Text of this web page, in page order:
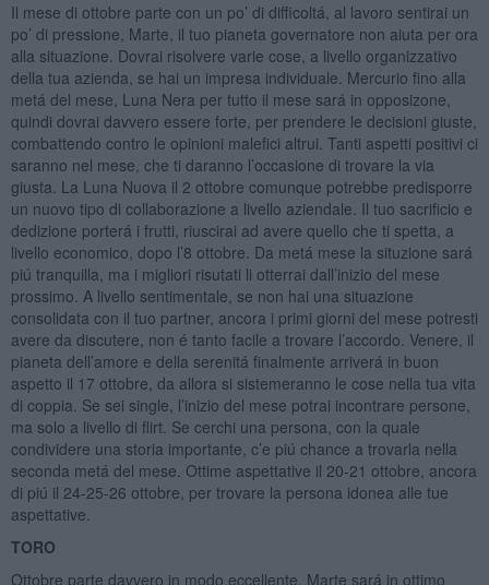
Il mese di ottobre parte con un po’ di difficoltá, al lavoro sentirai un
po’ di pressione, Marte, il tuo pianeta governatore non aiuta per ora
alla situazione. Dovrai risolvere varie cose, a livello organizzativo
della tua azienda, se hai un impresa individuale. Mercurio fino alla
metá del mese, Luna Nera per tutto il mese sará in opposizone,
quindi dovrai davvero essere forte, per prendere le decisioni giuste,
combattendo contro le opinioni malefici altrui. Tanti aspetti positivi ci
saranno nel mese, che ti daranno l’occasione di trovare la via
giusta. La Luna Nuova il 2 ottobre comunque potrebbe predisporre
un nuovo tipo di collaborazione a livello aziendale. Il tuo sacrificio e
dedizione porterá i frutti, riuscirai ad avere quello che ti spetta, a
livello economico, dopo l’8 ottobre. Da metá mese la situzione sará
piú tranquilla, ma i migliori risutati li otterrai dall’inizio del mese
prossimo. A livello sentimentale, se non hai una situazione
consolidata con il tuo partner, ancora i primi giorni del mese potresti
avere da discutere, non é tanto facile a trovare l’accordo. Venere, il
pianeta dell’amore e della serenitá finalmente arriverá in buon
aspetto il 17 ottobre, da allora si sistemeranno le cose nella tua vita
di coppia. Se sei single, l’inizio del mese potrai incontrare persone,
ma solo a livello di flirt. Se cerchi una persona, con la quale
condividere una storia importante, c’e piú chance a trovarla nella
seconda metá del mese. Ottime aspettative il 20-21 ottobre, ancora
di piú il 24-25-26 ottobre, per trovare la persona idonea alle tue
aspettative.
TORO
Ottobre parte davvero in modo eccellente, Marte sará in ottimo